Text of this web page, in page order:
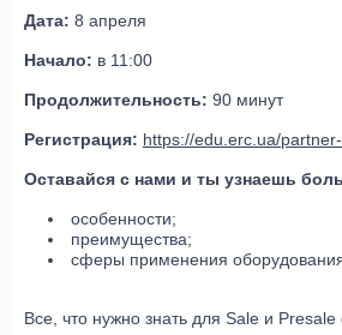
Дата: 8 апреля
Начало: в 11:00
Продолжительность: 90 минут
Регистрация: https://edu.erc.ua/
Оставайся с нами и ты узнаешь
особенности;
преимущества;
сферы применения
Все, что нужно знать для Sale и Presale